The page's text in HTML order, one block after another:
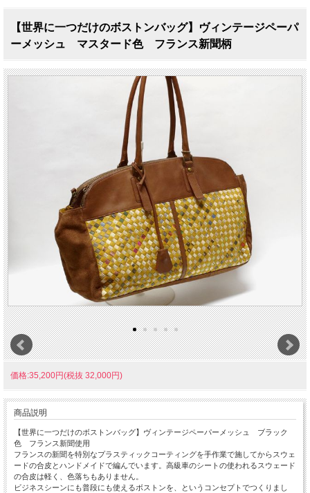
【世界に一つだけのボストンバッグ】ヴィンテージペーパ
ーメッシュ マスタード色 フランス新聞柄
価格:35,200円(税抜 32,000円)
商品説明
【世界に一つだけのボストンバッグ】ヴィンテージペーパーメッシュ ブラック
色 フランス新聞使用
フランスの新聞を特別なプラスティックコーティングを手作業で施してからスウェ
ードの合皮とハンドメイドで編んでいます。高級車のシートの使われるスウェード
の合皮は軽く、色落ちもありません。
ビジネスシーンにも普段にも使えるボストンを、というコンセプトでつくりまし